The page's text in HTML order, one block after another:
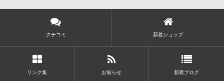
クチコミ 新着ショップ
リンク集 お知らせ 新着ブログ